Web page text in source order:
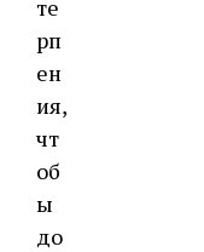
те
рп
ен
ия,
чт
об
ы
до